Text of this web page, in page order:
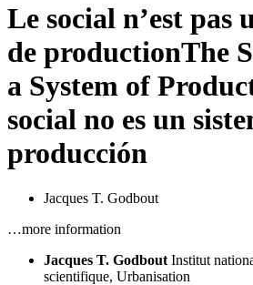
Le social n’est pas
de productionThe
a System of
social no es un
producción
Jacques T. Godbout
…more information
Jacques T. Godbout Institut
scientifique, Urbanisation